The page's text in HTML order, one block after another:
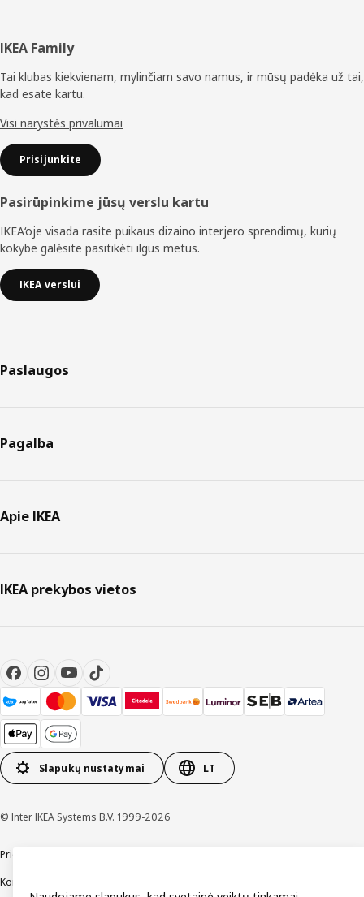
Poraštė
IKEA Family
Tai klubas kiekvienam, mylinčiam savo namus, ir mūsų padėka už tai,
kad esate kartu.
Visi narystės privalumai
Prisijunkite
Pasirūpinkime jūsų verslu kartu
IKEA‘oje visada rasite puikaus dizaino interjero sprendimų, kurių
kokybe galėsite pasitikėti ilgus metus.
IKEA verslui
Paslaugos
Pagalba
Apie IKEA
IKEA prekybos vietos
Slapukų nustatymai LT
© Inter IKEA Systems B.V. 1999-2026
Prieinamumas
Kontaktai